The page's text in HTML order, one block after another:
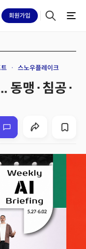
회원가입
스노우플레이크
동맹·침공·